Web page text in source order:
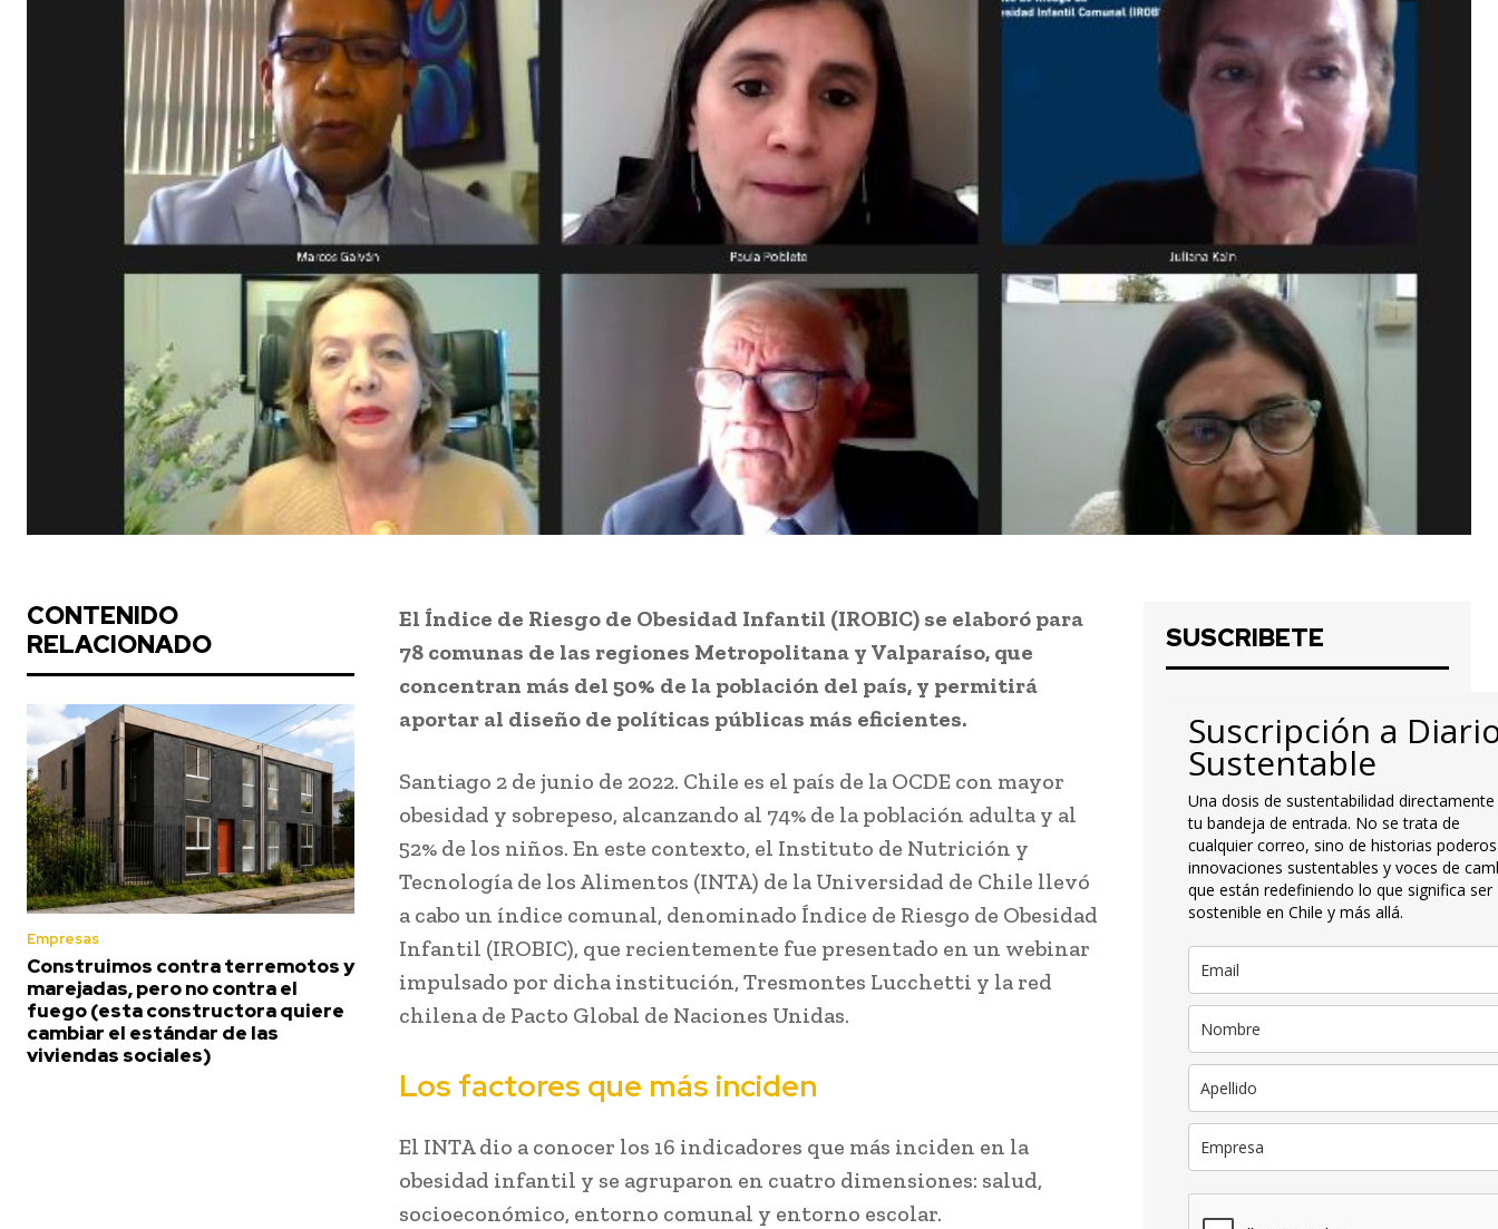
CONTENIDO
RELACIONADO
Empresas
Construimos contra terremotos y
marejadas, pero no contra el
fuego (esta constructora quiere
cambiar el estándar de las
viviendas sociales)
El Índice de Riesgo de Obesidad Infantil (IROBIC) se elaboró para
78 comunas de las regiones Metropolitana y Valparaíso, que
concentran más del 50% de la población del país, y permitirá
aportar al diseño de políticas públicas más eficientes.
Santiago 2 de junio de 2022. Chile es el país de la OCDE con mayor
obesidad y sobrepeso, alcanzando al 74% de la población adulta y al
52% de los niños. En este contexto, el Instituto de Nutrición y
Tecnología de los Alimentos (INTA) de la Universidad de Chile llevó
a cabo un índice comunal, denominado Índice de Riesgo de Obesidad
Infantil (IROBIC), que recientemente fue presentado en un webinar
impulsado por dicha institución, Tresmontes Lucchetti y la red
chilena de Pacto Global de Naciones Unidas.
Los factores que más inciden
El INTA dio a conocer los 16 indicadores que más inciden en la
obesidad infantil y se agruparon en cuatro dimensiones: salud,
socioeconómico, entorno comunal y entorno escolar.
SUSCRIBETE
Suscripción a
Sustentable
Una dosis de sustentabilidad
tu bandeja de entrada. No se trata de
cualquier correo, sino de historias
innovaciones sustentables y voces de
que están redefiniendo lo que significa ser
sostenible en Chile y más allá.